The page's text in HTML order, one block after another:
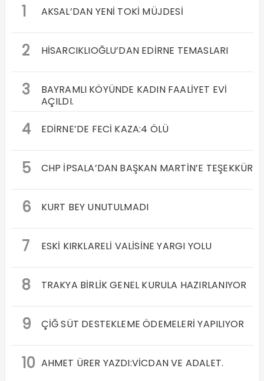
1 AKSAL’DAN YENİ TOKİ MÜJDESİ
2 HİSARCIKLIOĞLU’DAN EDİRNE TEMASLARI
3
BAYRAMLI KÖYÜNDE KADIN FAALİYET EVİ
AÇILDI.
4 EDİRNE’DE FECİ KAZA:4 ÖLÜ
5 CHP İPSALA’DAN BAŞKAN MARTİN’E TEŞEKKÜR
6 KURT BEY UNUTULMADI
7 ESKİ KIRKLARELİ VALİSİNE YARGI YOLU
8 TRAKYA BİRLİK GENEL KURULA HAZIRLANIYOR
9 ÇİĞ SÜT DESTEKLEME ÖDEMELERİ YAPILIYOR
10 AHMET ÜRER YAZDI:VİCDAN VE ADALET.